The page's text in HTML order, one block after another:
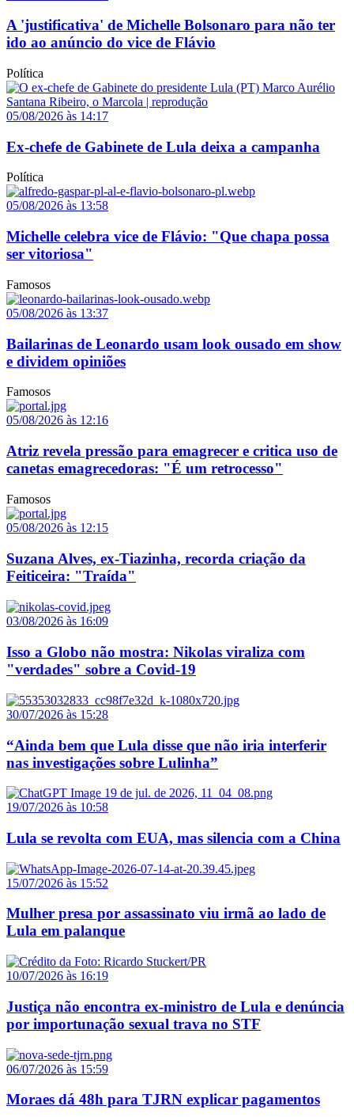
A 'justificativa' de Michelle Bolsonaro para não ter
ido ao anúncio do vice de Flávio
Política
05/08/2026 às 14:17
Ex-chefe de Gabinete de Lula deixa a campanha
Política
05/08/2026 às 13:58
Michelle celebra vice de Flávio: "Que chapa possa
ser vitoriosa"
Famosos
05/08/2026 às 13:37
Bailarinas de Leonardo usam look ousado em show
e dividem opiniões
Famosos
05/08/2026 às 12:16
Atriz revela pressão para emagrecer e critica uso de
canetas emagrecedoras: "É um retrocesso"
Famosos
05/08/2026 às 12:15
Suzana Alves, ex-Tiazinha, recorda criação da
Feiticeira: "Traída"
03/08/2026 às 16:09
Isso a Globo não mostra: Nikolas viraliza com
"verdades" sobre a Covid-19
30/07/2026 às 15:28
“Ainda bem que Lula disse que não iria interferir
nas investigações sobre Lulinha”
19/07/2026 às 10:58
Lula se revolta com EUA, mas silencia com a China
15/07/2026 às 15:52
Mulher presa por assassinato viu irmã ao lado de
Lula em palanque
10/07/2026 às 16:19
Justiça não encontra ex-ministro de Lula e denúncia
por importunação sexual trava no STF
06/07/2026 às 15:59
Moraes dá 48h para TJRN explicar pagamentos